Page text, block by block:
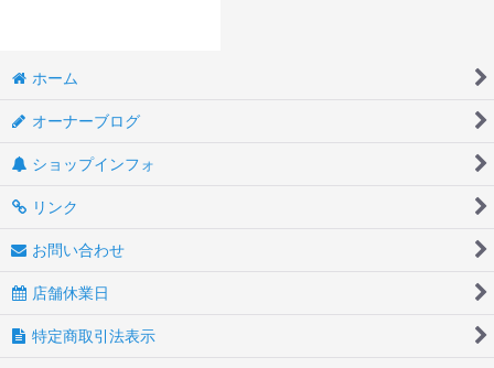
ホーム
オーナーブログ
ショップインフォ
リンク
お問い合わせ
店舗休業日
特定商取引法表示